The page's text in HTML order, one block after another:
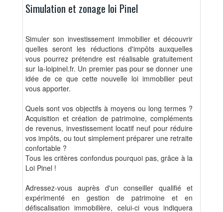
Simulation et zonage loi Pinel
Simuler son investissement immobilier et découvrir
quelles seront les réductions d'impôts auxquelles
vous pourrez prétendre est réalisable gratuitement
sur la-loipinel.fr. Un premier pas pour se donner une
idée de ce que cette nouvelle loi immobilier peut
vous apporter.
Quels sont vos objectifs à moyens ou long termes ?
Acquisition et création de patrimoine, compléments
de revenus, investissement locatif neuf pour réduire
vos impôts, ou tout simplement préparer une retraite
confortable ?
Tous les critères confondus pourquoi pas, grâce à la
Loi Pinel !
Adressez-vous auprès d'un conseiller qualifié et
expérimenté en gestion de patrimoine et en
défiscalisation immobilière, celui-ci vous indiquera